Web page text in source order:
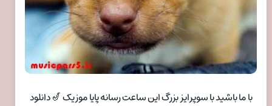
با ما باشید با سوپرایز بزرگ این ساعت رسانه پایا موزیک 🎷 دانلود